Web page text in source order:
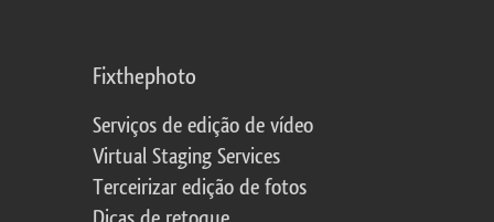
Fixthephoto
Serviços de edição de vídeo
Virtual Staging Services
Terceirizar edição de fotos